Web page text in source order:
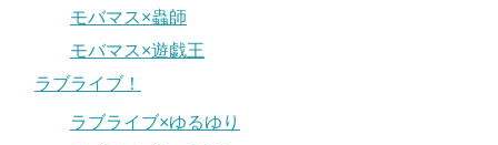
モバマス×蟲師
モバマス×遊戯王
ラブライブ！
ラブライブ×ゆるゆり